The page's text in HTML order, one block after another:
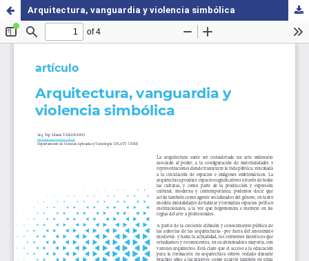
Arquitectura, vanguardia y violencia simbólica